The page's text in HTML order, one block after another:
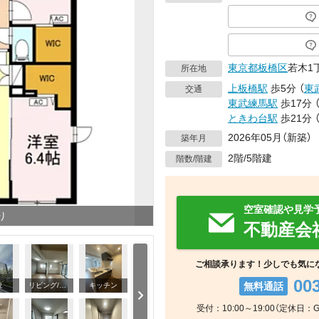
リビング/ダイニング キッチン
所在地 東京都板橋区若木1
交通 上板橋駅 歩5分 （東
東武練馬駅 歩17分 （
ときわ台駅 歩21分 （
築年月 2026年05月（新築）
階数/階建 2階/5階建
空室確認や見学
不動産会
ご相談承ります！少しでも気
無料通話
受付：10:00～19:00（定休日：